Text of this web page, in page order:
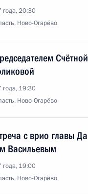
года, 20:30
Ново-Огарёво
года, 19:30
Ново-Огарёво
с врио главы
Васильевым
года, 19:00
Ново-Огарёво